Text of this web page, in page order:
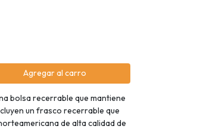
Agregar al carro
bolsa recerrable que mantiene
un frasco recerrable que
de alta calidad de